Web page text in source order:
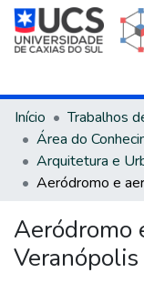
Início
Arquitetura e
Aeródromo
Veranópolis